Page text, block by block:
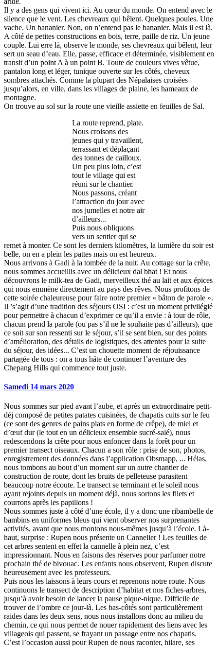
Il y a des gens qui vivent ici. Au cœur du monde. On entend avec le
silence que le vent. Les chevreaux qui bêlent. Quelques poules. Une
vache. Un bananier. Non, on n’entend pas le bananier. Mais il est là.
A côté de petites constructions en bois, terre, paille de riz. Un jeune
couple. Lui erre là, observe le monde, ses chevreaux qui bêlent, leur
sert un seau d’eau. Elle, passe, efficace et déterminée, visiblement en
transit d’un point A à un point B. Toute de couleurs vives vêtue,
pantalon long et léger, tunique ouverte sur les côtés, cheveux
sombres attachés. Comme la plupart des Népalaises croisées
jusqu’alors, en ville, dans les villages de plaine, les hameaux de
montagne.
On trouve au sol sur la route une vieille assiette en feuilles de Sal.
La route reprend, plate.
Nous croisons des
jeunes qui y travaillent,
terrassant et déplaçant
des tonnes de cailloux.
Un peu plus loin, c’est
tout le village qui est
réuni sur le chantier.
Nous passons, créant
l’attraction du jour avec
nos jumelles et notre air
d’ailleurs...
Puis nous obliquons
vers un sentier qui se
remet à monter. Ce sont les derniers kilomètres, la lumière du soir est
belle, on en a plein les pattes mais on est heureux.
Nous arrivons à Gadi à la tombée de la nuit. Au cottage sur la crête,
nous sommes accueillis avec un délicieux dal bhat ! Et nous
découvrons le milk-tea de Gadi, merveilleux thé au lait et aux épices
qui nous emmène directement au pays des rêves. Nous profitons de
cette soirée chaleureuse pour faire notre premier « bâton de parole ».
Il ’s’agit d’une tradition des séjours OSI : c’est un moment privilégié
pour permettre à chacun d’exprimer ce qu’il a envie : à tour de rôle,
chacun prend la parole (ou pas s’il ne le souhaite pas d’ailleurs), que
ce soit sur son ressenti sur le séjour, s’il se sent bien, sur des points
d’amélioration, des détails de logistiques, des attentes pour la suite
du séjour, des idées... C’est un chouette moment de réjouissance
partagée de tous : on a tous hâte de continuer l’aventure des
Chepang Hills qui commence tout juste.
Samedi 14 mars 2020
Nous sommes sur pied avant l’aube, et après un extraordinaire petit-
déj composé de petites patates cuisinées, de chapatis cuits sur le feu
(ce sont des genres de pains plats en forme de crêpe), de miel et
d’œuf dur (le tout en un délicieux ensemble sucré-salé), nous
redescendons la crête pour nous enfoncer dans la forêt pour un
premier transect oiseaux. Chacun a son rôle : prise de son, photos,
enregistrement des données dans l’application Obsmapp, ... Hélas,
nous tombons au bout d’un moment sur un autre chantier de
construction de route, dont les bruits de pelleteuse parasitent
beaucoup notre écoute. Le transect se terminant et le soleil nous
ayant rejoints depuis un moment déjà, nous sortons les filets et
courrons après les papillons !
Nous sommes juste à côté d’une école, il y a donc une ribambelle de
bambins en uniformes bleus qui vient observer nos surprenantes
activités, avant que nous montons nous-mêmes jusqu’à l’école. Là-
haut, surprise : Rupen nous présente un Cannelier ! Les feuilles de
cet arbres sentent en effet la cannelle à plein nez, c’est
impressionnant. Nous en faisons des réserves pour parfumer notre
prochain thé de bivouac. Les enfants nous observent, Rupen discute
heureusement avec les professeurs.
Puis nous les laissons à leurs cours et reprenons notre route. Nous
continuons le transect de description d’habitat et nos fiches-arbres,
jusqu’à avoir besoin de lancer la pause pique-nique. Difficile de
trouver de l’ombre ce jour-là. Les bas-côtés sont particulièrement
raides dans les deux sens, nous nous installons donc au milieu du
chemin, ce qui nous permet de nouer rapidement des liens avec les
villageois qui passent, se frayant un passage entre nos chapatis.
C’est l’occasion aussi pour Rupen de nous raconter, hilare, ses